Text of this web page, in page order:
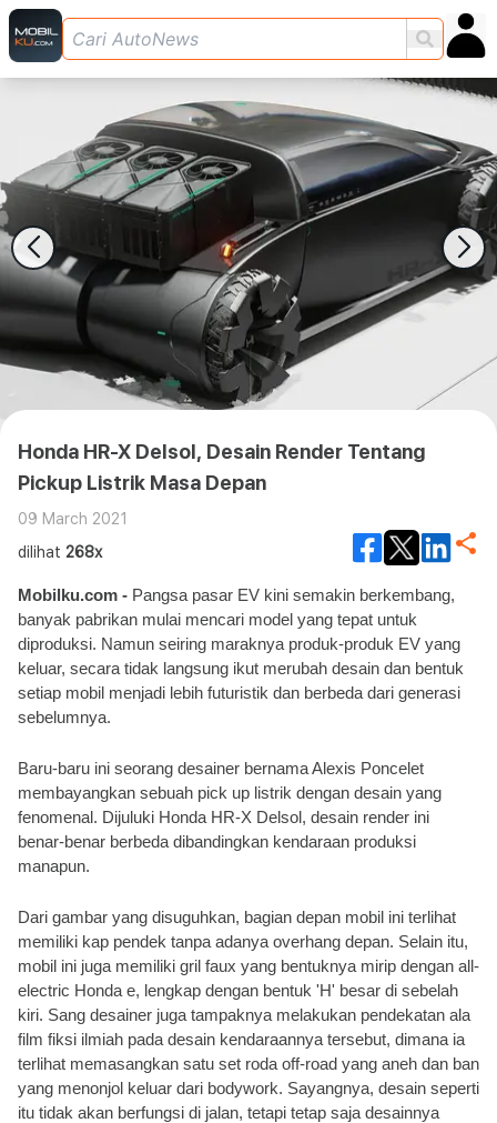
Honda HR-X Delsol, Desain Render Tentang
Pickup Listrik Masa Depan
09 March 2021
dilihat 268x
Mobilku.com - Pangsa pasar EV kini semakin berkembang,
banyak pabrikan mulai mencari model yang tepat untuk
diproduksi. Namun seiring maraknya produk-produk EV yang
keluar, secara tidak langsung ikut merubah desain dan bentuk
setiap mobil menjadi lebih futuristik dan berbeda dari generasi
sebelumnya.
Baru-baru ini seorang desainer bernama Alexis Poncelet
membayangkan sebuah pick up listrik dengan desain yang
fenomenal. Dijuluki Honda HR-X Delsol, desain render ini
benar-benar berbeda dibandingkan kendaraan produksi
manapun.
Dari gambar yang disuguhkan, bagian depan mobil ini terlihat
memiliki kap pendek tanpa adanya overhang depan. Selain itu,
mobil ini juga memiliki gril faux yang bentuknya mirip dengan all-
electric Honda e, lengkap dengan bentuk 'H' besar di sebelah
kiri. Sang desainer juga tampaknya melakukan pendekatan ala
film fiksi ilmiah pada desain kendaraannya tersebut, dimana ia
terlihat memasangkan satu set roda off-road yang aneh dan ban
yang menonjol keluar dari bodywork. Sayangnya, desain seperti
itu tidak akan berfungsi di jalan, tetapi tetap saja desainnya